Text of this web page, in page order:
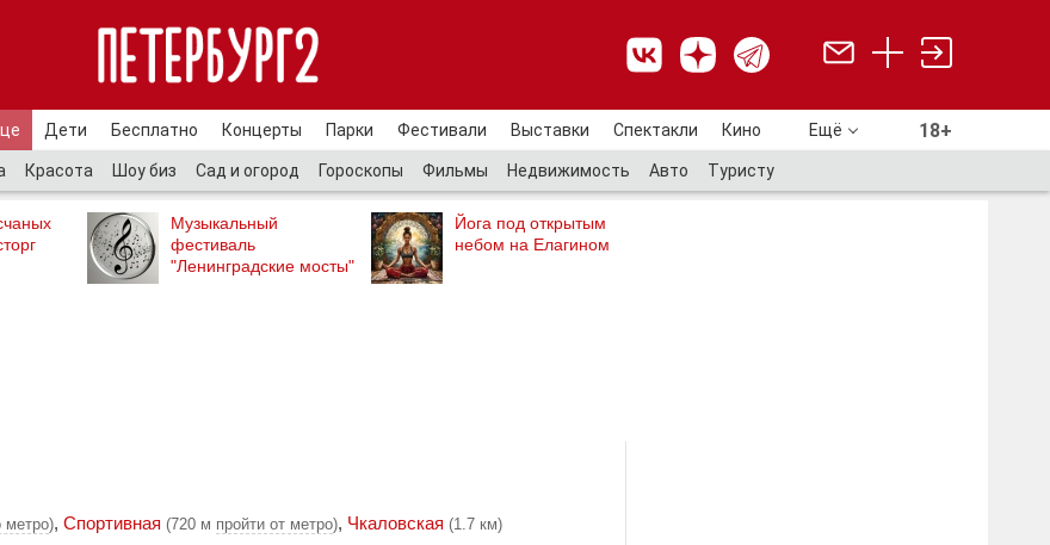
Дети Бесплатно Концерты Парки Фестивали Выставки Спектакли Кино Ещё 18+
Красота Шоу биз Сад и огород Гороскопы Фильмы Недвижимость Авто Туристу
Музыкальный
фестиваль
"Ленинградские мосты"
Йога под открытым
небом на Елагином
метро), Спортивная (720 м пройти от метро), Чкаловская (1.7 км)